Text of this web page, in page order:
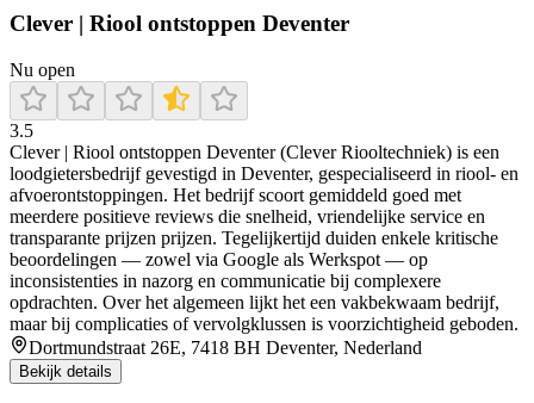
Clever | Riool ontstoppen Deventer
Nu open
3.5
Clever | Riool ontstoppen Deventer (Clever Riooltechniek) is een
loodgietersbedrijf gevestigd in Deventer, gespecialiseerd in riool- en
afvoerontstoppingen. Het bedrijf scoort gemiddeld goed met
meerdere positieve reviews die snelheid, vriendelijke service en
transparante prijzen prijzen. Tegelijkertijd duiden enkele kritische
beoordelingen — zowel via Google als Werkspot — op
inconsistenties in nazorg en communicatie bij complexere
opdrachten. Over het algemeen lijkt het een vakbekwaam bedrijf,
maar bij complicaties of vervolgklussen is voorzichtigheid geboden.
Dortmundstraat 26E, 7418 BH Deventer, Nederland
Bekijk details